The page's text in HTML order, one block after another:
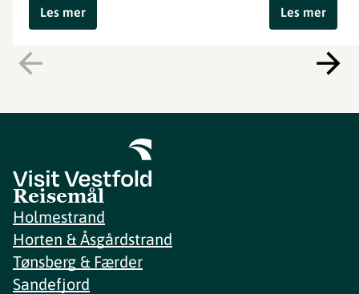
Les mer
Les mer
Reisemål
Holmestrand
Horten & Åsgårdstrand
Tønsberg & Færder
Sandefjord